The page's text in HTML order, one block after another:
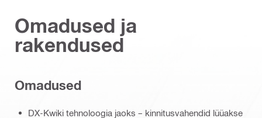
Omadused ja
rakendused
Omadused
DX-Kwiki tehnoloogia jaoks – kinnitusvahendid lüüakse